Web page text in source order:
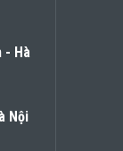
- Hà
Nội